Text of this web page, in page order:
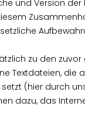
und Version der
zu den
Textdateien, die
setzt (hier durch
dazu, das